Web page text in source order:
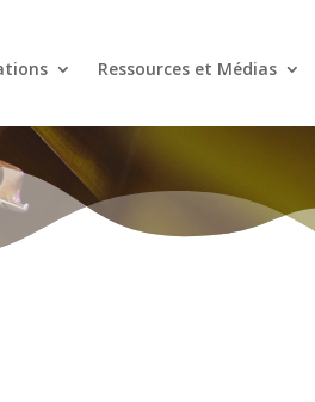
Ressources et Médias